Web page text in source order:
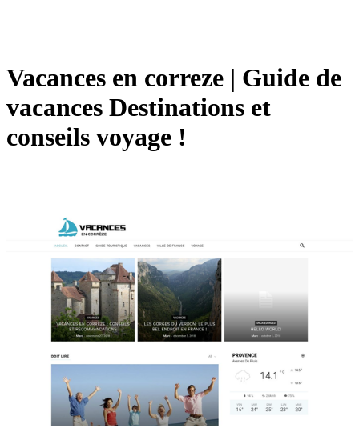
Vacances en correze | Guide de
vacances Destina­tions et
conseils voyage !